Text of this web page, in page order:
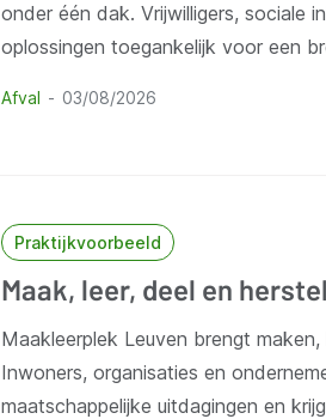
onder één dak. Vrijwilligers, sociale
oplossingen toegankelijk voor een
Afval 03/08/2026
Praktijkvoorbeeld
Maak, leer, deel en
Maakleerplek Leuven brengt
Inwoners, organisaties en
maatschappelijke uitdagingen en